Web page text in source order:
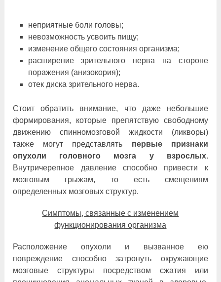
неприятные боли головы;
невозможность усвоить пищу;
изменение общего состояния организма;
расширение зрительного нерва на стороне
поражения (анизокория);
отек диска зрительного нерва.
Стоит обратить внимание, что даже небольшие
формирования, которые препятствую свободному
движению спинномозговой жидкости (ликворы)
также могут представлять первые признаки
опухоли головного мозга у взрослых.
Внутричерепное давление способно привести к
мозговым грыжам, то есть смещениям
определенных мозговых структур.
Симптомы, связанные с изменением
функционирования организма
Расположение опухоли и вызванное ею
повреждение способно затронуть окружающие
мозговые структуры посредством сжатия или